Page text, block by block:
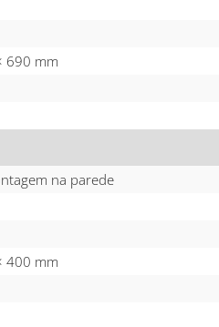
690 mm
na parede
400 mm